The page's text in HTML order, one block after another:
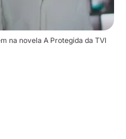
na novela A Protegida da TVI